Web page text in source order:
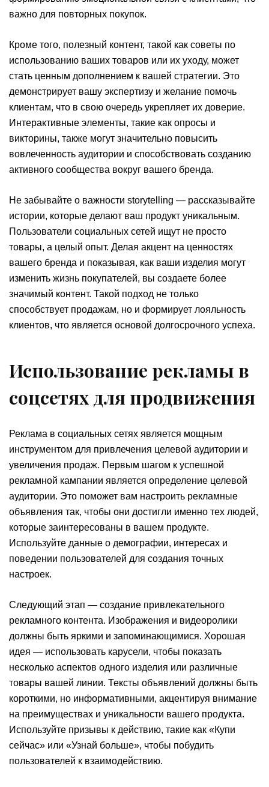
важно для повторных покупок.
Кроме того, полезный контент, такой как советы по
использованию ваших товаров или их уходу, может
стать ценным дополнением к вашей стратегии. Это
демонстрирует вашу экспертизу и желание помочь
клиентам, что в свою очередь укрепляет их доверие.
Интерактивные элементы, такие как опросы и
викторины, также могут значительно повысить
вовлеченность аудитории и способствовать созданию
активного сообщества вокруг вашего бренда.
Не забывайте о важности storytelling — рассказывайте
истории, которые делают ваш продукт уникальным.
Пользователи социальных сетей ищут не просто
товары, а целый опыт. Делая акцент на ценностях
вашего бренда и показывая, как ваши изделия могут
изменить жизнь покупателей, вы создаете более
значимый контент. Такой подход не только
способствует продажам, но и формирует лояльность
клиентов, что является основой долгосрочного успеха.
Использование рекламы в
соцсетях для продвижения
Реклама в социальных сетях является мощным
инструментом для привлечения целевой аудитории и
увеличения продаж. Первым шагом к успешной
рекламной кампании является определение целевой
аудитории. Это поможет вам настроить рекламные
объявления так, чтобы они достигли именно тех людей,
которые заинтересованы в вашем продукте.
Используйте данные о демографии, интересах и
поведении пользователей для создания точных
настроек.
Следующий этап — создание привлекательного
рекламного контента. Изображения и видеоролики
должны быть яркими и запоминающимися. Хорошая
идея — использовать карусели, чтобы показать
несколько аспектов одного изделия или различные
товары вашей линии. Тексты объявлений должны быть
короткими, но информативными, акцентируя внимание
на преимуществах и уникальности вашего продукта.
Используйте призывы к действию, такие как «Купи
сейчас» или «Узнай больше», чтобы побудить
пользователей к взаимодействию.